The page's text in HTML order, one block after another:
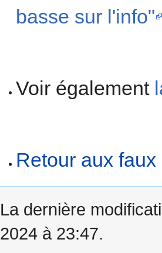
basse sur l'info"
Voir également
Retour aux
La dernière
2024 à 23:47.